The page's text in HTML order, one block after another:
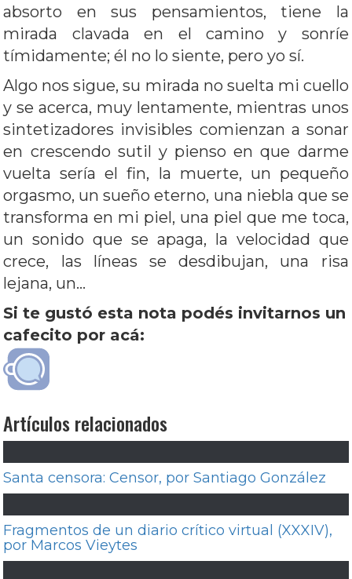
absorto en sus pensamientos, tiene la
mirada clavada en el camino y sonríe
tímidamente; él no lo siente, pero yo sí.
Algo nos sigue, su mirada no suelta mi cuello
y se acerca, muy lentamente, mientras unos
sintetizadores invisibles comienzan a sonar
en crescendo sutil y pienso en que darme
vuelta sería el fin, la muerte, un pequeño
orgasmo, un sueño eterno, una niebla que se
transforma en mi piel, una piel que me toca,
un sonido que se apaga, la velocidad que
crece, las líneas se desdibujan, una risa
lejana, un…
Si te gustó esta nota podés invitarnos un
cafecito por acá:
Artículos relacionados
Santa censora: Censor, por Santiago González
Fragmentos de un diario crítico virtual (XXXIV),
por Marcos Vieytes